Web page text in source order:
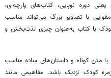
دوره نوپایی، کتاب‌های پارچه‌ای،
با تصاویر بزرگ می‌تواند مناسب
با کتاب به‌عنوان چیزی لذت‌بخش و
با متن کوتاه و داستان‌های ساده مناسب
کودک نزدیک باشد. مفاهیمی مانند